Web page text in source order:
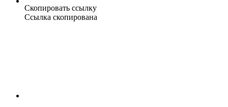
Скопировать ссылку
Ссылка скопирована